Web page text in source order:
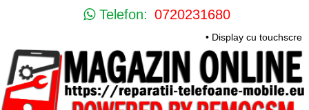
Telefon: 0720231680
• Display cu